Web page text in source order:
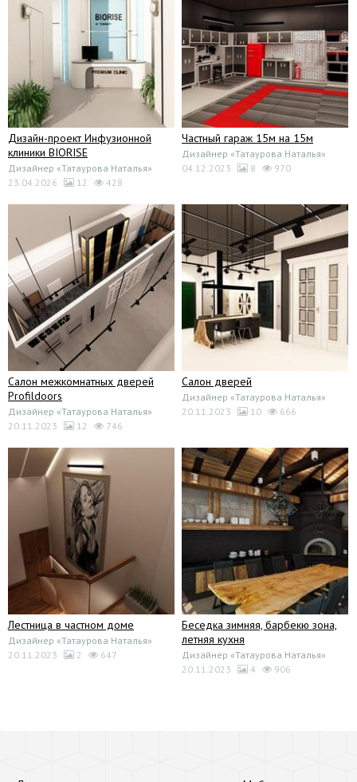
Дизайн-проект Инфузионной
клиники BIORISE
Дизайнер «Татаурова Наталья»
23.04.2026
12 428
Частный гараж 15м на 15м
Дизайнер «Татаурова Наталья»
04.12.2023
8 970
Салон межкомнатных дверей
Profildoors
Дизайнер «Татаурова Наталья»
20.11.2023
12 746
Салон дверей
Дизайнер «Татаурова Наталья»
20.11.2023
10 666
Лестница в частном доме
Дизайнер «Татаурова Наталья»
20.11.2023
2 647
Беседка зимняя, барбекю зона,
летняя кухня
Дизайнер «Татаурова Наталья»
20.11.2023
4 906